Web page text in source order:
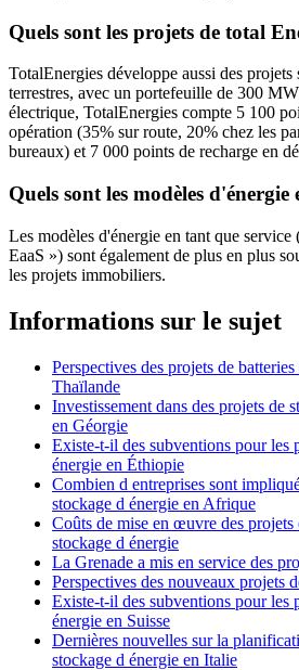
Quels sont les projets de total
TotalEnergies développe aussi des projets
terrestres, avec un portefeuille de 300
électrique, TotalEnergies compte 5 100
opération (35% sur route, 20% chez les
bureaux) et 7 000 points de recharge en
Quels sont les modèles
Les modèles d'énergie en tant que service
EaaS ») sont également de plus en plus
les projets immobiliers.
Informations sur le sujet
Perspectives des projets de
Thaïlande
Investissement dans des projets de
en Géorgie
Existe-t-il des subventions pour les
énergie en Éthiopie
Combien d entreprises sont
stockage d énergie en Afrique
Coûts de mise en œuvre des projets
stockage d énergie
La Grenade a mis en service des
Perspectives des nouveaux projets
Existe-t-il des subventions pour les
énergie en Suisse
Dernières nouvelles sur la
stockage d énergie en Italie